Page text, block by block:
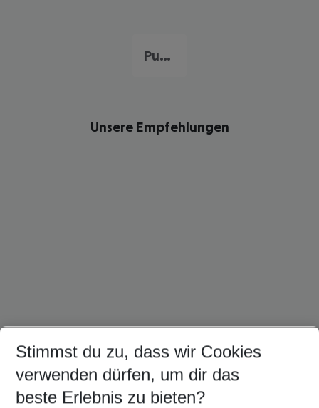
Punta Cana
Unsere Empfehlungen
Stimmst du zu, dass wir Cookies
verwenden dürfen, um dir das
beste Erlebnis zu bieten?